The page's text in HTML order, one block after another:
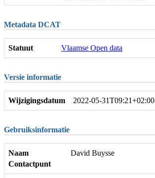
Metadata DCAT
Statuut Vlaamse Open data
Versie informatie
Wijzigingsdatum 2022-05-31T09:21+02:00
Gebruiksinformatie
Naam
Contactpunt
David Buysse